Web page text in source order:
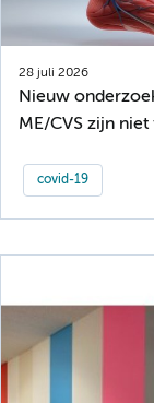
28 juli 2026
Nieuw
ME/CVS zijn
covid-19